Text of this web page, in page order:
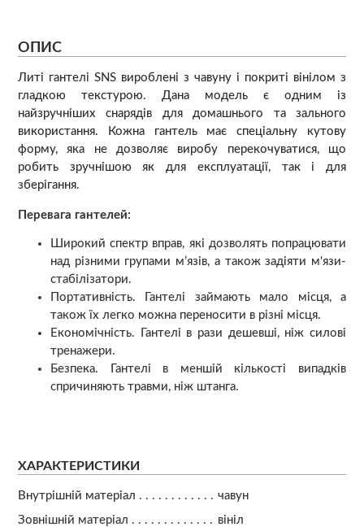
ОПИС
Литі гантелі SNS вироблені з чавуну і покриті вінілом з
гладкою текстурою. Дана модель є одним із
найзручніших снарядів для домашнього та зального
використання. Кожна гантель має спеціальну кутову
форму, яка не дозволяє виробу перекочуватися, що
робить зручнішою як для експлуатації, так і для
зберігання.
Перевага гантелей:
Широкий спектр вправ, які дозволять попрацювати
над різними групами м’язів, а також задіяти м'язи-
стабілізатори.
Портативність. Гантелі займають мало місця, а
також їх легко можна переносити в різні місця.
Економічність. Гантелі в рази дешевші, ніж силові
тренажери.
Безпека. Гантелі в меншій кількості випадків
спричиняють травми, ніж штанга.
ХАРАКТЕРИСТИКИ
Внутрішній матеріал
чавун
Зовнішній матеріал
вініл